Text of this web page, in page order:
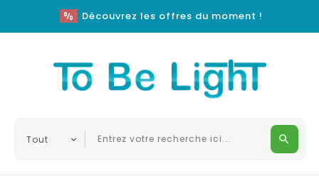
Découvrez les offres du moment !